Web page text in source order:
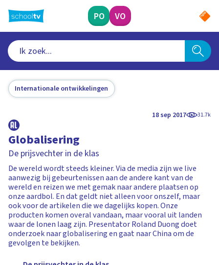
naar
hoofdinhoud
PO VO
Internationale ontwikkelingen
18 sep 2017 31.7k
Globalisering
De prijsvechter in de klas
De wereld wordt steeds kleiner. Via de media zijn we live
aanwezig bij gebeurtenissen aan de andere kant van de
wereld en reizen we met gemak naar andere plaatsen op
onze aardbol. En dat geldt niet alleen voor onszelf, maar
ook voor de artikelen die we dagelijks kopen. Onze
producten komen overal vandaan, maar vooral uit landen
waar de lonen laag zijn. Presentator Roland Duong doet
onderzoek naar globalisering en gaat naar China om de
gevolgen te bekijken.